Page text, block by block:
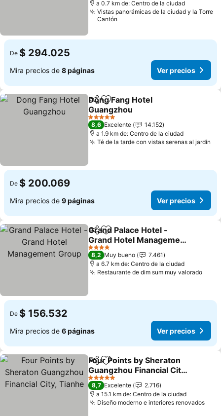
a 0.7 km de: Centro de la ciudad
Vistas panorámicas de la ciudad y la Torre
Cantón
De $ 294.025
Mira precios de 8 páginas Ver precios
CompartirAgregar a favoritos
Dong Fang Hotel
Guangzhou
Ver precios
5 Estrellas
8,6 Excelente
14.152
a 1.9 km de: Centro de la ciudad
Té de la tarde con vistas serenas al jardín
De $ 200.069
Mira precios de 9 páginas Ver precios
CompartirAgregar a favoritos
Grand Palace Hotel -
Grand Hotel Management
Group
Ver precios
4 Estrellas
8,2 Muy bueno
7.461
a 6.7 km de: Centro de la ciudad
Restaurante de dim sum muy valoradoVer
De $ 156.532
Mira precios de 6 páginas Ver precios
CompartirAgregar a favoritos
Four Points by Sheraton
Guangzhou Financial City,
Tianhe
Ver precios
5 Estrellas
8,7 Excelente
2.716
a 15.1 km de: Centro de la ciudad
Diseño moderno e interiores renovadosVer